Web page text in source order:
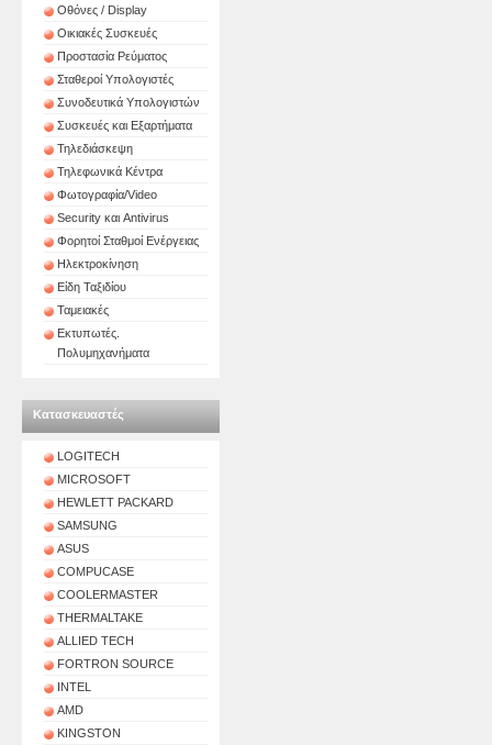
Οθόνες / Display
Οικιακές Συσκευές
Προστασία Ρεύματος
Σταθεροί Υπολογιστές
Συνοδευτικά Υπολογιστών
Συσκευές και Εξαρτήματα
Τηλεδιάσκεψη
Τηλεφωνικά Κέντρα
Φωτογραφία/Video
Security και Antivirus
Φορητοί Σταθμοί Ενέργειας
Ηλεκτροκίνηση
Είδη Ταξιδίου
Ταμειακές
Εκτυπωτές.
Πολυμηχανήματα
Κατασκευαστές
LOGITECH
MICROSOFT
HEWLETT PACKARD
SAMSUNG
ASUS
COMPUCASE
COOLERMASTER
THERMALTAKE
ALLIED TECH
FORTRON SOURCE
INTEL
AMD
KINGSTON